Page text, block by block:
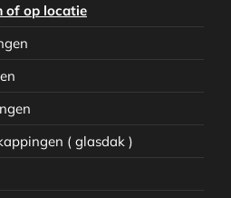
of op locatie
( glasdak )